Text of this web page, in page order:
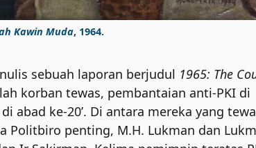
Kawin Muda, 1964.
sebuah laporan berjudul 1965: The
korban tewas, pembantaian anti-PKI di
abad ke-20’. Di antara mereka yang
Politbiro penting, M.H. Lukman dan